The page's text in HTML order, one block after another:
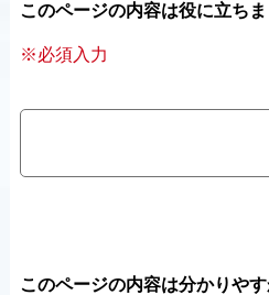
このページの内容は役に立ちま
※必須入力
このページの内容は分かりや